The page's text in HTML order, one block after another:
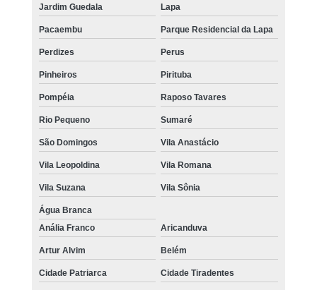
Jardim Guedala Lapa
Pacaembu Parque Residencial da Lapa
Perdizes Perus
Pinheiros Pirituba
Pompéia Raposo Tavares
Rio Pequeno Sumaré
São Domingos Vila Anastácio
Vila Leopoldina Vila Romana
Vila Suzana Vila Sônia
Água Branca
Anália Franco
Aricanduva
Artur Alvim Belém
Cidade Patriarca Cidade Tiradentes